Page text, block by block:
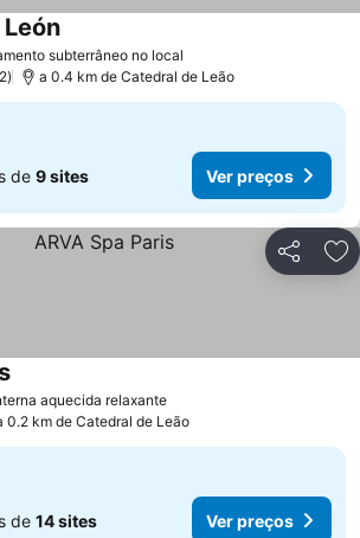
subterrâneo no local
a 0.4 km de Catedral de Leão
de 9 sites Ver preços
Partilhar
aquecida relaxante
0.2 km de Catedral de Leão
de 14 sites Ver preços